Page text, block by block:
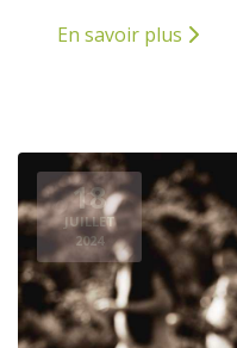
En savoir plus
18
JUILLET
2024